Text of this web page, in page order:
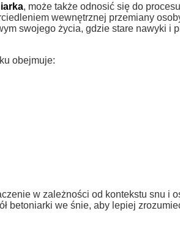
, może także odnosić się do
wewnętrznej przemiany
swojego życia, gdzie stare nawyki i
obejmuje:
w zależności od kontekstu snu i
betoniarki we śnie, aby lepiej